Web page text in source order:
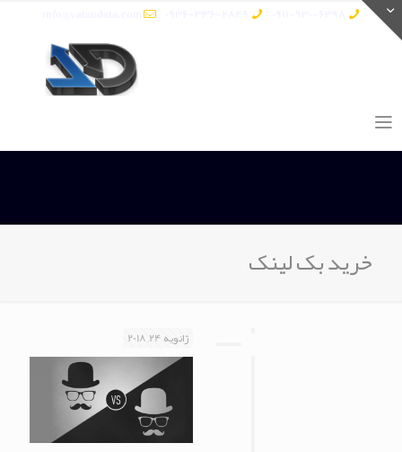
خرید بک لینک
ژانویه 24, 2018